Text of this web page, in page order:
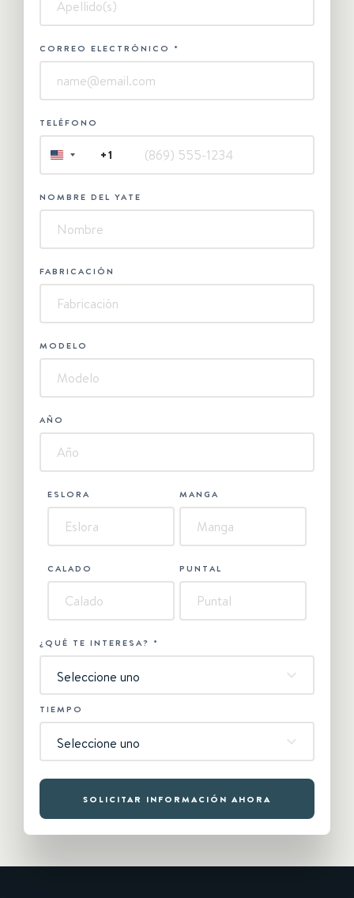
CORREO ELECTRÓNICO *
TELÉFONO
UNITED
+1
+1
NOMBRE DEL YATE
FABRICACIÓN
MODELO
AÑO
ESLORA MANGA
CALADO PUNTAL
¿QUÉ TE INTERESA? *
Seleccione uno
TIEMPO
Seleccione uno
SOLICITAR INFORMACIÓN AHORA